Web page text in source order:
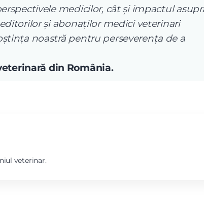
medicilor, cât și impactul
și abonaților medici veterinari
noastră pentru perseverența de a
din România.
veterinar.